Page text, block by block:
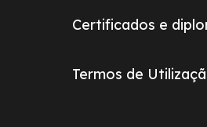
Certificados e
Termos de